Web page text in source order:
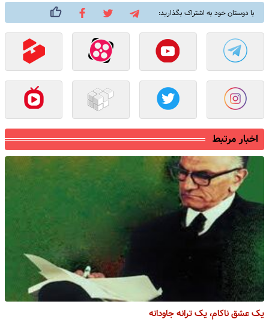
با دوستان خود به اشتراک بگذارید:
اخبار مرتبط
یک عشق ناکام، یک ترانه جاودانه